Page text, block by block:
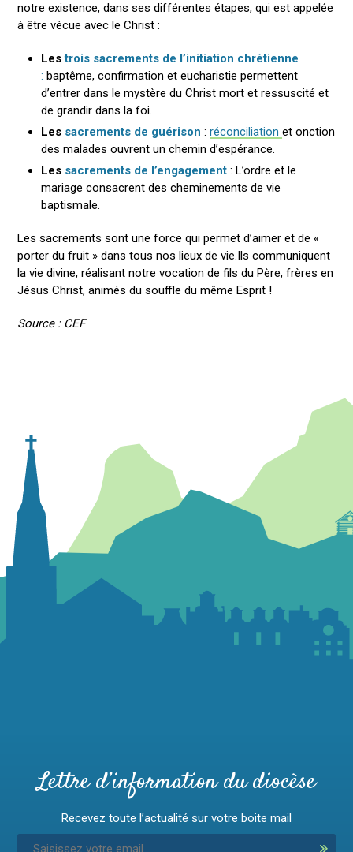
notre existence, dans ses différentes étapes, qui est appelée
à être vécue avec le Christ :
Lestrois sacrements de l’initiation chrétienne
: baptême, confirmation et eucharistie permettent
d’entrer dans le mystère du Christ mort et ressuscité et
de grandir dans la foi.
Les sacrements de guérison :réconciliationet onction
des malades ouvrent un chemin d’espérance.
Les sacrements de l’engagement : L’ordre et le
mariage consacrent des cheminements de vie
baptismale.
Les sacrements sont une force qui permet d’aimer et de «
porter du fruit » dans tous nos lieux de vie.Ils communiquent
la vie divine, réalisant notre vocation de fils du Père, frères en
Jésus Christ, animés du souffle du même Esprit !
Source : CEF
Lettre d’information du diocèse
Recevez toute l’actualité sur votre boite mail